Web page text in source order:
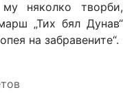
няколко творби,
„Тих бял Дунав“
на забравените“.